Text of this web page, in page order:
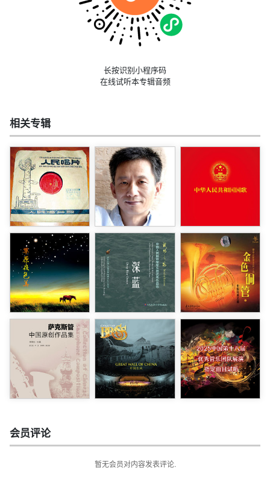
长按识别小程序码
在线试听本专辑音频
相关专辑
会员评论
暂无会员对内容发表评论.